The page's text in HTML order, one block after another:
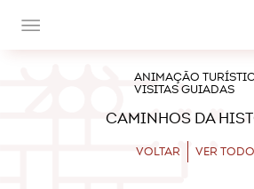
ANIMAÇÃO
VISITAS GUIADAS
CAMINHOS DA
VOLTAR VER